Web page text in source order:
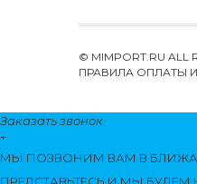
© MIMPORT.RU ALL
ПРАВИЛА ОПЛАТЫ
Заказать звонок
+
МЫ ПОЗВОНИМ ВАМ В
ПРЕДСТАВЬТЕСЬ И МЫ